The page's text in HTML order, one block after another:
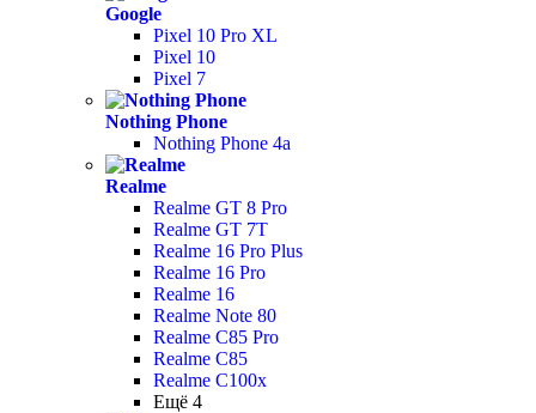
Google
Pixel 10 Pro XL
Pixel 10
Pixel 7
Nothing Phone
Nothing Phone 4a
Realme
Realme GT 8 Pro
Realme GT 7T
Realme 16 Pro Plus
Realme 16 Pro
Realme 16
Realme Note 80
Realme C85 Pro
Realme C85
Realme C100x
Ещё 4